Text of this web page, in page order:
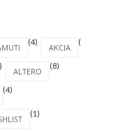
(4)
AKCIA
(1)
ALTERO
(8)
(4)
(1)